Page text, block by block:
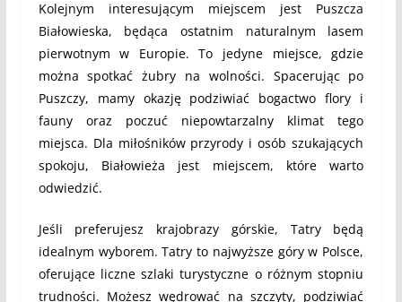
Kolejnym interesującym miejscem jest Puszcza
Białowieska, będąca ostatnim naturalnym lasem
pierwotnym w Europie. To jedyne miejsce, gdzie
można spotkać żubry na wolności. Spacerując po
Puszczy, mamy okazję podziwiać bogactwo flory i
fauny oraz poczuć niepowtarzalny klimat tego
miejsca. Dla miłośników przyrody i osób szukających
spokoju, Białowieża jest miejscem, które warto
odwiedzić.
Jeśli preferujesz krajobrazy górskie, Tatry będą
idealnym wyborem. Tatry to najwyższe góry w Polsce,
oferujące liczne szlaki turystyczne o różnym stopniu
trudności. Możesz wędrować na szczyty, podziwiać